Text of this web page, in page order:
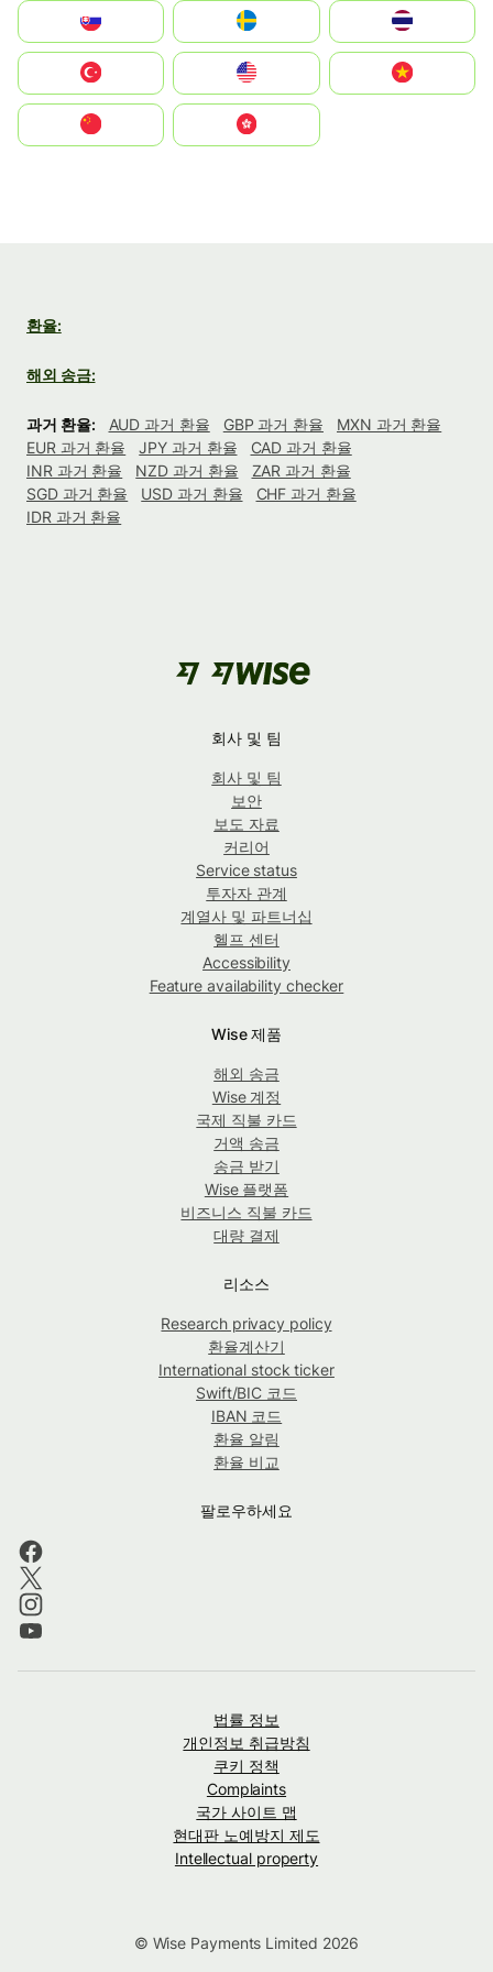
United States
中國香港特別行政區
환율:
해외 송금:
과거 환율: AUD 과거 환율 GBP 과거 환율
MXN 과거 환율
EUR 과거 환율
JPY 과거 환율
CAD 과거 환율
INR 과거 환율
NZD 과거 환율
ZAR 과거 환율
SGD 과거 환율
USD 과거 환율
CHF 과거 환율
IDR 과거 환율
회사 및 팀
회사 및 팀
보안
보도 자료
커리어
Service status
투자자 관계
계열사 및 파트너십
헬프 센터
Accessibility
Feature availability checker
Wise 제품
해외 송금
Wise 계정
국제 직불 카드
거액 송금
송금 받기
Wise 플랫폼
비즈니스 직불 카드
대량 결제
리소스
Research privacy policy
환율계산기
International stock ticker
Swift/BIC 코드
IBAN 코드
환율 알림
환율 비교
팔로우하세요
법률 정보
개인정보 취급방침
쿠키 정책
Complaints
국가 사이트 맵
현대판 노예방지 제도
Intellectual property
© Wise Payments Limited 2026